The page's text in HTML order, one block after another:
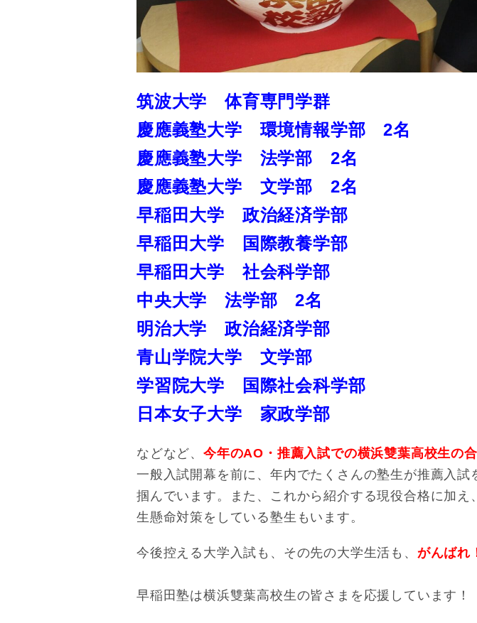
筑波大学 体育専門学群
慶應義塾大学 環境情報学部 2名
慶應義塾大学 法学部 2名
慶應義塾大学 文学部 2名
早稲田大学 政治経済学部
早稲田大学 国際教養学部
早稲田大学 社会科学部
中央大学 法学部 2名
明治大学 政治経済学部
青山学院大学 文学部
学習院大学 国際社会科学部
日本女子大学 家政学部
などなど、 今年のAO・推薦入試での横浜雙葉高校生の
一般入試開幕を前に、年内でたくさんの塾生が推薦入試
掴んでいます。また、これから紹介する現役合格に加え
生懸命対策をしている塾生もいます。
今後控える大学入試も、その先の大学生活も、 がんばれ
早稲田塾は横浜雙葉高校生の皆さまを応援しています！